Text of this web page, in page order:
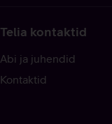
Telia kontaktid
Abi ja juhendid
Kontaktid